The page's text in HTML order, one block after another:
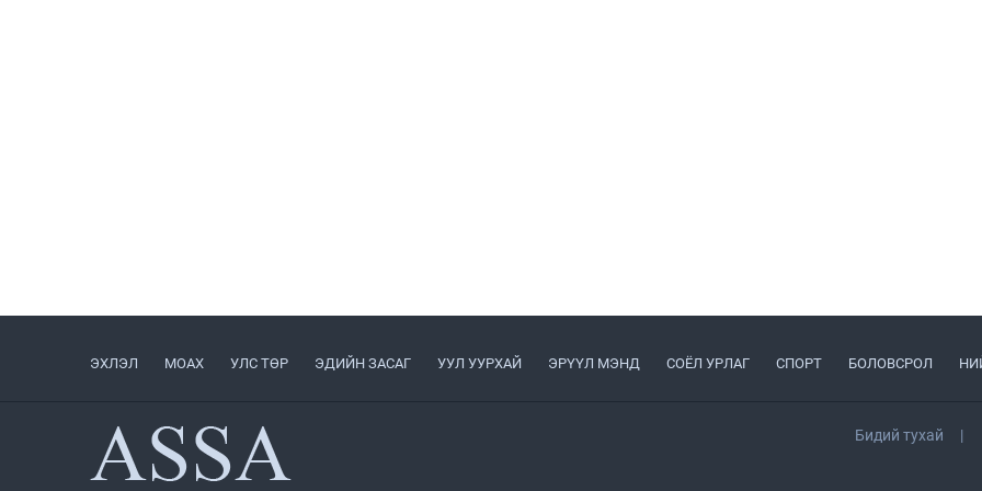
ЭХЛЭЛ МОАХ УЛС ТӨР ЭДИЙН ЗАСАГ УУЛ УУРХАЙ ЭРҮҮЛ МЭНД СОЁЛ УРЛАГ СПОРТ БОЛОВСРОЛ
Бидий тухай